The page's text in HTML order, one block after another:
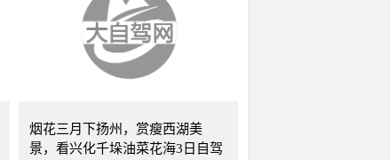
烟花三月下扬州，赏瘦西湖美
景，看兴化千垛油菜花海3日自驾